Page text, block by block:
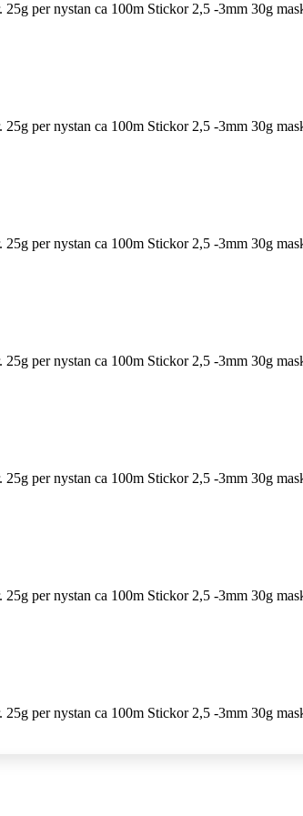
per nystan ca 100m Stickor 2,5 -3mm 30g
per nystan ca 100m Stickor 2,5 -3mm 30g
per nystan ca 100m Stickor 2,5 -3mm 30g
per nystan ca 100m Stickor 2,5 -3mm 30g
per nystan ca 100m Stickor 2,5 -3mm 30g
per nystan ca 100m Stickor 2,5 -3mm 30g
per nystan ca 100m Stickor 2,5 -3mm 30g